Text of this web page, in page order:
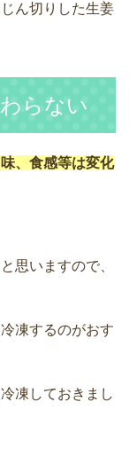
ん切りした生姜
らない
、食感等は変化
思いますので、
凍するのがおす
凍しておきまし